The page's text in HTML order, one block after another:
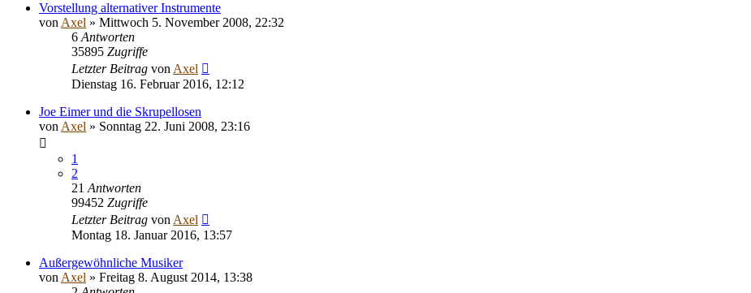
Vorstellung alternativer Instrumente
von Axel » Mittwoch 5. November 2008, 22:32
6 Antworten
35895 Zugriffe
Letzter Beitrag von Axel
Dienstag 16. Februar 2016, 12:12
Joe Eimer und die Skrupellosen
von Axel » Sonntag 22. Juni 2008, 23:16
1
2
21 Antworten
99452 Zugriffe
Letzter Beitrag von Axel
Montag 18. Januar 2016, 13:57
Außergewöhnliche Musiker
von Axel » Freitag 8. August 2014, 13:38